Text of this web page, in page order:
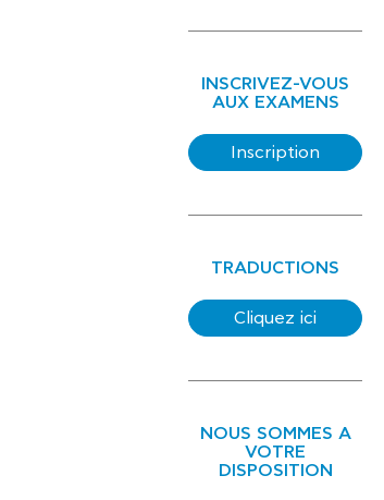
INSCRIVEZ-VOUS
AUX EXAMENS
Inscription
TRADUCTIONS
Cliquez ici
NOUS SOMMES A
VOTRE
DISPOSITION